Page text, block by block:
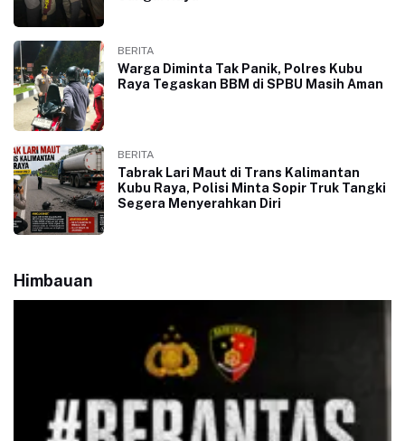
BERITA
Warga Diminta Tak Panik, Polres Kubu
Raya Tegaskan BBM di SPBU Masih Aman
BERITA
Tabrak Lari Maut di Trans Kalimantan
Kubu Raya, Polisi Minta Sopir Truk Tangki
Segera Menyerahkan Diri
Himbauan